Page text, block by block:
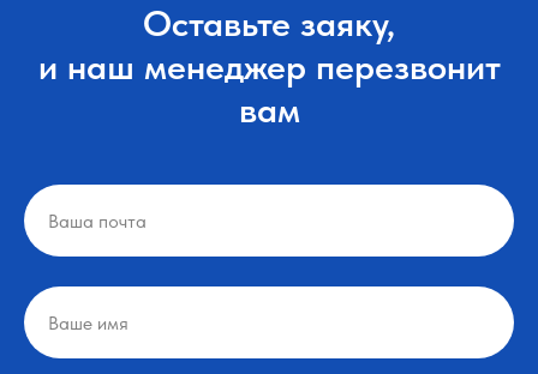
Оставьте заяку,
и наш менеджер перезвонит
вам